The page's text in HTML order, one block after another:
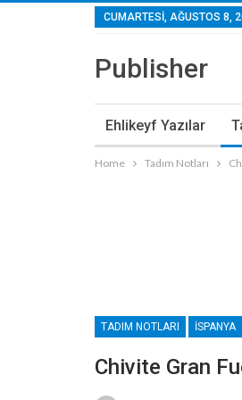
CUMARTESI, AĞUSTOS 8,
Publisher
Ehlikeyf Yazılar
Home Tadım Notları
TADIM NOTLARI İSPANYA
Chivite Gran